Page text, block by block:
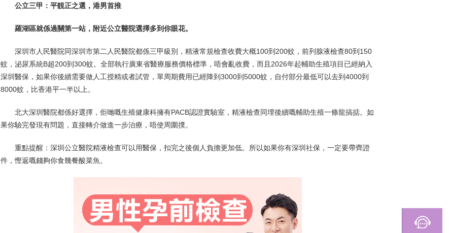
公立三甲：平靚正之選，港男首推
羅湖區就係過關第一站，附近公立醫院選擇多到你眼花。
深圳市人民醫院同深圳市第二人民醫院都係三甲級別，精液常規檢查收費大概100到200蚊，前列腺液檢查80到150
蚊，泌尿系統B超200到300蚊。全部執行廣東省醫療服務價格標準，唔會亂收費，而且2026年起輔助生殖項目已經納入
深圳醫保，如果你後續需要做人工授精或者試管，單周期費用已經降到3000到5000蚊，自付部分最低可以去到4000到
8000蚊，比香港平一半以上。
北大深圳醫院都係好選擇，佢哋嘅生殖健康科擁有PACB認證實驗室，精液檢查同埋後續嘅輔助生殖一條龍搞掂。如
果你驗完發現有問題，直接轉介做進一步治療，唔使周圍撲。
重點提醒：深圳公立醫院精液檢查可以用醫保，扣完之後個人負擔更加低。所以如果你有深圳社保，一定要帶齊證
件，慳返嘅錢夠你食幾餐酸菜魚。